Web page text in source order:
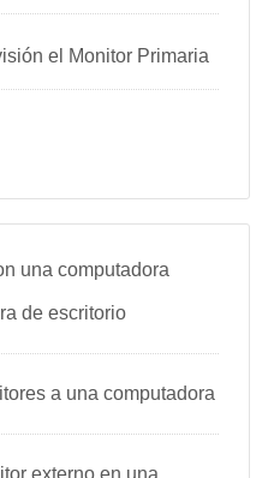
el Monitor Primaria
una computadora
de escritorio
a una computadora
externo en una